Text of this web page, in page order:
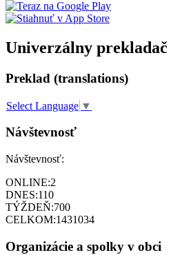
Univerzálny prekladač
Preklad (translations)
Select Language ▼
Návštevnosť
Návštevnosť:
ONLINE:2
DNES:110
TÝŽDEŇ:700
CELKOM:1431034
Organizácie a spolky v obci